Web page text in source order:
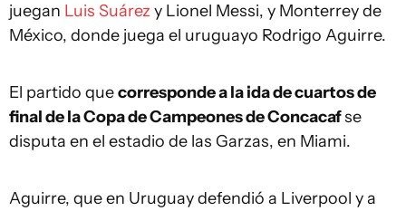
juegan Luis Suárez y Lionel Messi, y Monterrey de
México, donde juega el uruguayo Rodrigo Aguirre.
El partido quecorresponde a la ida de cuartos de
final de la Copa de Campeones de Concacafse
disputa en el estadio de las Garzas, en Miami.
Aguirre, que en Uruguay defendió a Liverpool y a